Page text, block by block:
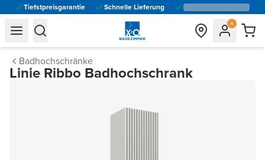
Tiefstpreisgarantie Schnelle Lieferung
general.navigation.toggle_menu.label
general.navigation.toggle_menu.label
Badhochschränke
Linie Ribbo Badhochschrank